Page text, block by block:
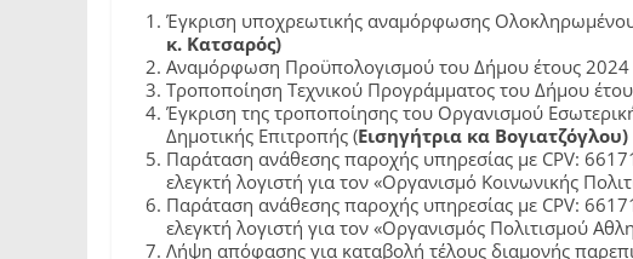
Έγκριση υποχρεωτικής αναμόρφωσης
κ. Κατσαρός)
Αναμόρφωση Προϋπολογισμού του Δήμου έτους 2024
Τροποποίηση Τεχνικού Προγράμματος του Δήμου
Έγκριση της τροποποίησης του Οργανισμού
Δημοτικής Επιτροπής (Εισηγήτρια κα Βογιατζόγλου)
Παράταση ανάθεσης παροχής υπηρεσίας με CPV:
ελεγκτή λογιστή για τον «Οργανισμό Κοινωνικής
Παράταση ανάθεσης παροχής υπηρεσίας με CPV:
ελεγκτή λογιστή για τον «Οργανισμός Πολιτισμού
Λήψη απόφασης για καταβολή τέλους διαμονής